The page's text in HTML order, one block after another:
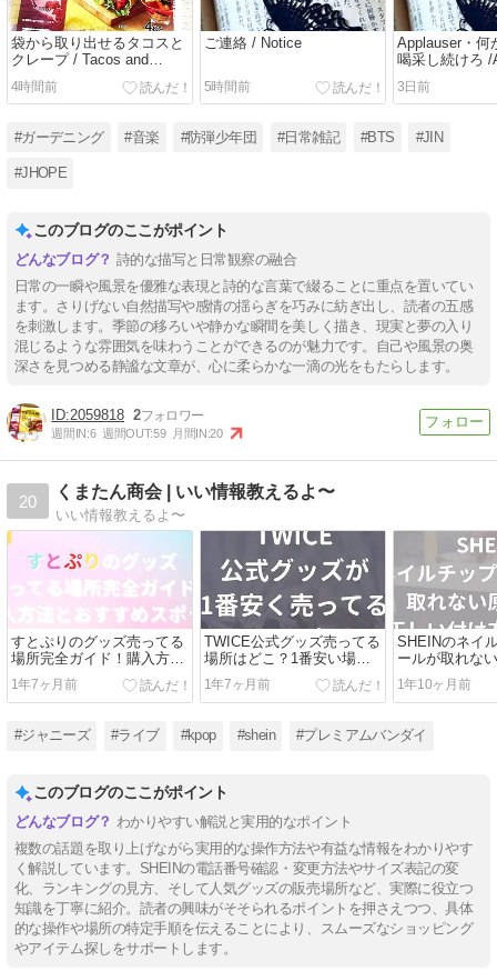
袋から取り出せるタコスと
クレープ / Tacos and
Crepes You Can Take Out
of the Bag / Sunday edition
4時間前
ご連絡 / Notice
5時間前
Applauser・何
喝采し続けろ /
Applause
Sergeant
3日前
#ガーデニング #音楽 #防弾少年団 #日常雑記 #BTS #JIN
#JHOPE
このブログのここがポイント
詩的な描写と日常観察の融合
日常の一瞬や風景を優雅な表現と詩的な言葉で綴ることに重点を置いてい
ます。さりげない自然描写や感情の揺らぎを巧みに紡ぎ出し、読者の五感
を刺激します。季節の移ろいや静かな瞬間を美しく描き、現実と夢の入り
混じるような雰囲気を味わうことができるのが魅力です。自己や風景の奥
深さを見つめる静謐な文章が、心に柔らかな一滴の光をもたらします。
2059818 2
週間IN:6 週間OUT:59 月間IN:20
20
くまたん商会 | いい情報教えるよ〜
いい情報教えるよ〜
すとぷりのグッズ売ってる
場所完全ガイド！購入方法
とおすすめスポット
1年7ヶ月前
TWICE公式グッズ売ってる
場所はどこ？1番安い場所
はどこかも！
1年7ヶ月前
SHEINのネイ
ールが取れな
しい付け方を
1年10ヶ月前
#ジャニーズ #ライブ #kpop #shein #プレミアムバンダイ
このブログのここがポイント
わかりやすい解説と実用的なポイント
複数の話題を取り上げながら実用的な操作方法や有益な情報をわかりやす
く解説しています。SHEINの電話番号確認・変更方法やサイズ表記の変
化、ランキングの見方、そして人気グッズの販売場所など、実際に役立つ
知識を丁寧に紹介。読者の興味がそそられるポイントを押さえつつ、具体
的な操作や場所の特定手順を伝えることにより、スムーズなショッピング
やアイテム探しをサポートします。